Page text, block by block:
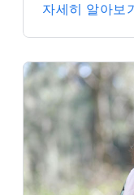
자세히 알아보